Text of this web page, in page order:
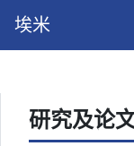
埃米
研究及论